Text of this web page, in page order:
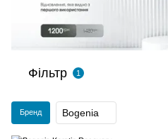
Фільтр 1
Бренд Bogenia